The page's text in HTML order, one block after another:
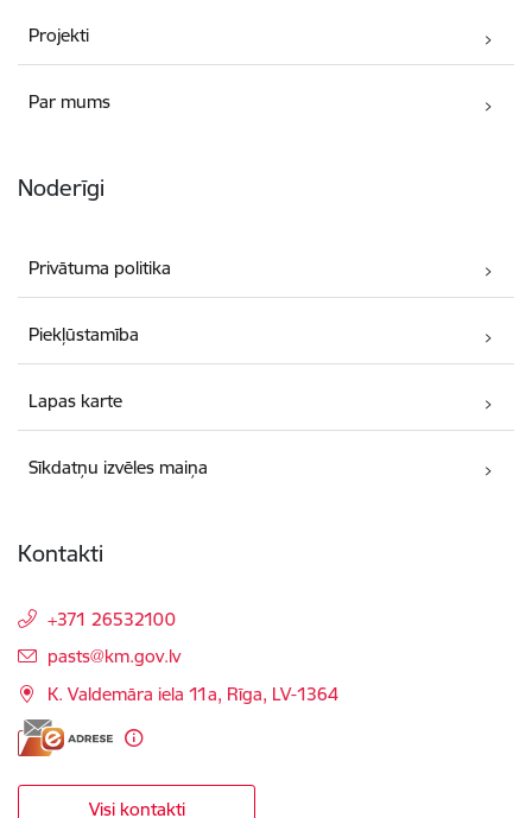
Projekti
Par mums
Noderīgi
Privātuma politika
Piekļūstamība
Lapas karte
Sīkdatņu izvēles maiņa
Kontakti
+371 26532100
E-pasts:
pasts@km.gov.lv
K. Valdemāra iela 11a, Rīga, LV-1364
Visi kontakti